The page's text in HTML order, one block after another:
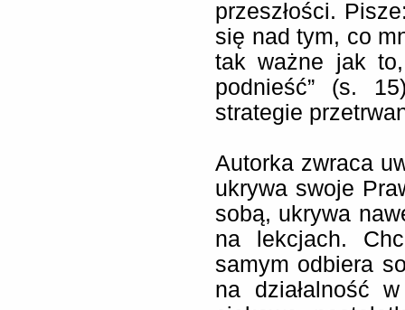
przeszłości.
się nad tym, co
tak ważne jak
podnieść” (s.
strategie
Autorka zwraca
ukrywa swoje
sobą, ukrywa
na lekcjach.
samym odbiera
na działalność